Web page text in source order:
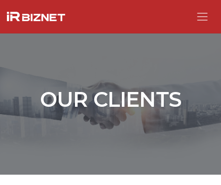
OUR CLIENTS